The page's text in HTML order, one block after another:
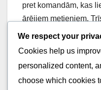
pret komandām, kas
ārējiem metieniem.
var saskarties ar
metējus kā pilna zona
We respect your
Cookies help us
personalized content,
choose which cookies